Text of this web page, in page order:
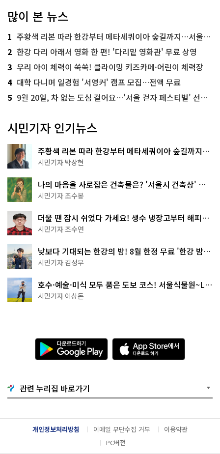
많이 본 뉴스
1 주황색 리본 따라 한강부터 메타세쿼이아 숲길까지…서울둘레길 15코스
2 한강 다리 아래서 영화 한 편! '다리밑 영화관' 무료 상영
3 우리 아이 체력이 쑥쑥! 클라이밍 키즈카페·어린이 체력장
4 대학 다니며 일경험 '서영커' 캠프 모집…전액 무료
5 9월 20일, 차 없는 도심 걸어요…'서울 걷자 페스티벌' 선착순 5천명
시민기자 인기뉴스
주황색 리본 따라 한강부터 메타세쿼이아 숲길까지…
서울둘레길 15코스
시민기자 박상현
나의 마음을 사로잡은 건축물은? '서울시 건축상' 수
상작 공개!
시민기자 조수봉
더울 땐 잠시 쉬었다 가세요! 생수 냉장고부터 해피소
·무더위쉼터까지
시민기자 조수연
낮보다 기대되는 한강의 밤! 8월 한정 무료 '한강 밤
핑' 예약은?
시민기자 김성무
호수·예술·미식 모두 품은 도보 코스! 서울식물원~LG
아트센터~마곡테라스거리
시민기자 이상돈
다
운
로
기
G
o
g
l
e
A
p
p
e
서
다
운
관련 누리집 바로가기
개인정보처리방침 이메일 무단수집 거부
이용약관
PC버전